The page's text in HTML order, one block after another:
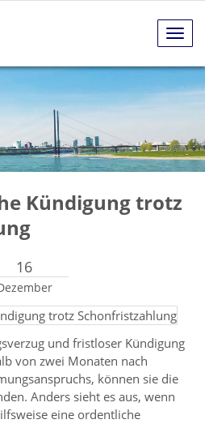
Kündigung trotz
16
und fristloser Kündigung
von zwei Monaten nach
können sie die
Anders sieht es aus, wenn
eine ordentliche